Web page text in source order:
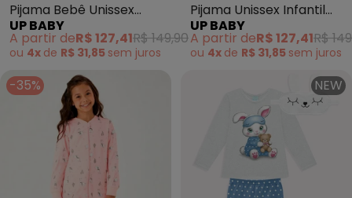
Pijama Bebê Unissex
Térmica Azul
UP BABY
A partir deR$ 127,41R$ 149,90
ou 4x de R$ 31,85 sem juros
Pijama Unissex Infantil
Estampado Azul
UP BABY
A partir deR$ 127,41R$
ou 4x de R$ 31,85 sem juros
-35% NEW